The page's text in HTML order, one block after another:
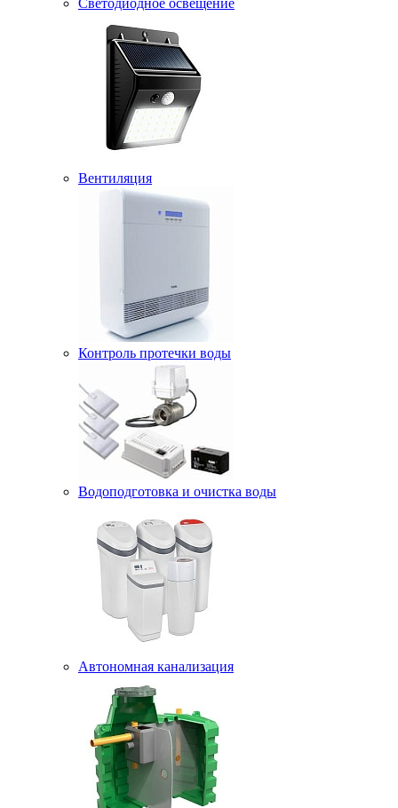
Светодиодное освещение
Вентиляция
Контроль протечки воды
Водоподготовка и очистка воды
Автономная канализация